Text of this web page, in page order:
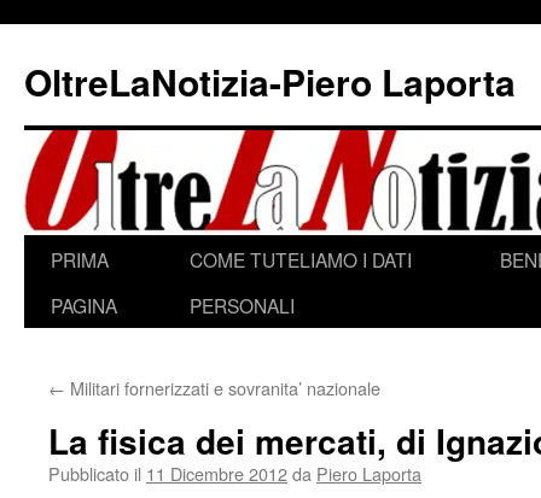
contenuto
OltreLaNotizia-Piero Laporta
PRIMA
PAGINA
COME TUTELIAMO I DATI
PERSONALI
← Militari fornerizzati e sovranita’ nazionale
La fisica dei mercati, di
Pubblicato il 11 Dicembre 2012da Piero Laporta